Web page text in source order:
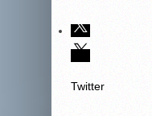
Twitter